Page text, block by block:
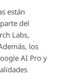
están
del
Labs,
los
AI Pro y